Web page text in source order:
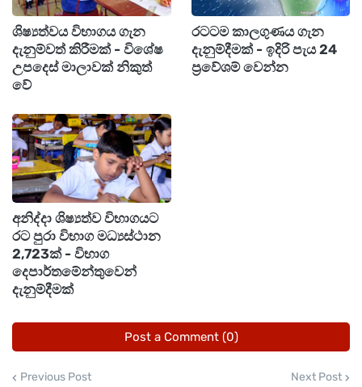
කැරට් 22 සහ 21 ග්‍රෑම් 1ක මිල පිළිවෙළින් රුපියල්
43,930.00ක් සහ රුපියල් 41,930.00ක් ලෙසයි
සඳහන් වූයේ.
ශිෂ්‍යත්වය විභාගය ගැන
දැනුම්වත් කිරීමක් - විශේෂ
උපදෙස් මාලාවක් නිකුත්
වේ
රටටම කාලගුණය ගැන
දැනුම්දීමක් - ඉදිරි පැය 24
ප්‍රවේශම් වෙන්න
අනිද්දා ශිෂ්‍යත්ව විභාගයට
රට පුරා විභාග මධ්‍යස්ථාන
2,723ක් - විභාග
දෙපාර්තමේන්තුවෙන්
දැනුම්දීමක්
Post a Comment (0)
Previous Post Next Post